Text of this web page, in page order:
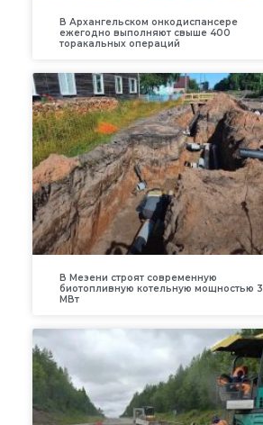
В Архангельском онкодиспансере
ежегодно выполняют свыше 400
торакальных операций
В Мезени строят современную
биотопливную котельную мощностью 3
МВт